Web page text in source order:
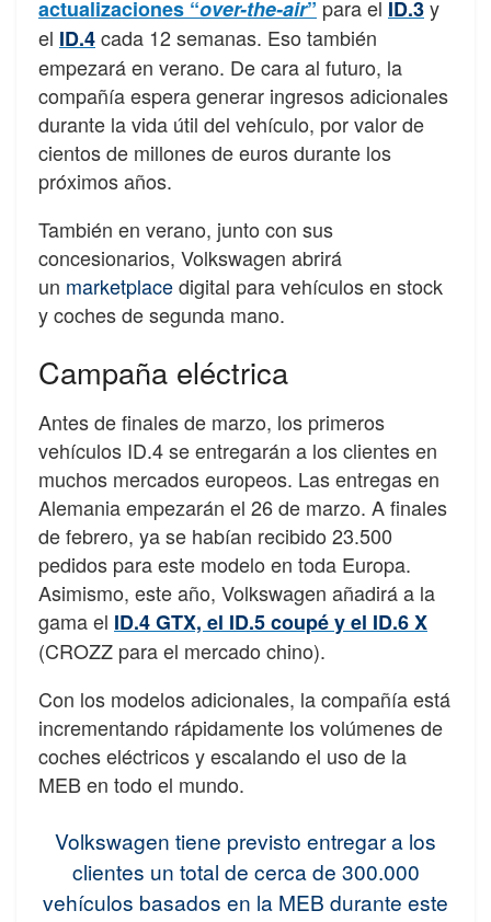
actualizaciones “over-the-air” para el ID.3y
el ID.4cada 12 semanas. Eso también
empezará en verano. De cara al futuro, la
compañía espera generar ingresos adicionales
durante la vida útil del vehículo, por valor de
cientos de millones de euros durante los
próximos años.
También en verano, junto con sus
concesionarios, Volkswagen abrirá
un marketplacedigital para vehículos en stock
y coches de segunda mano.
Campaña eléctrica
Antes de finales de marzo, los primeros
vehículos ID.4 se entregarán a los clientes en
muchos mercados europeos. Las entregas en
Alemania empezarán el 26 de marzo. A finales
de febrero, ya se habían recibido 23.500
pedidos para este modelo en toda Europa.
Asimismo, este año, Volkswagen añadirá a la
gama el ID.4 GTX, el ID.5 coupé y el ID.6 X
(CROZZ para el mercado chino).
Con los modelos adicionales, la compañía está
incrementando rápidamente los volúmenes de
coches eléctricos y escalando el uso de la
MEB en todo el mundo.
Volkswagen tiene previsto entregar a los
clientes un total de cerca de 300.000
vehículos basados en la MEB durante este